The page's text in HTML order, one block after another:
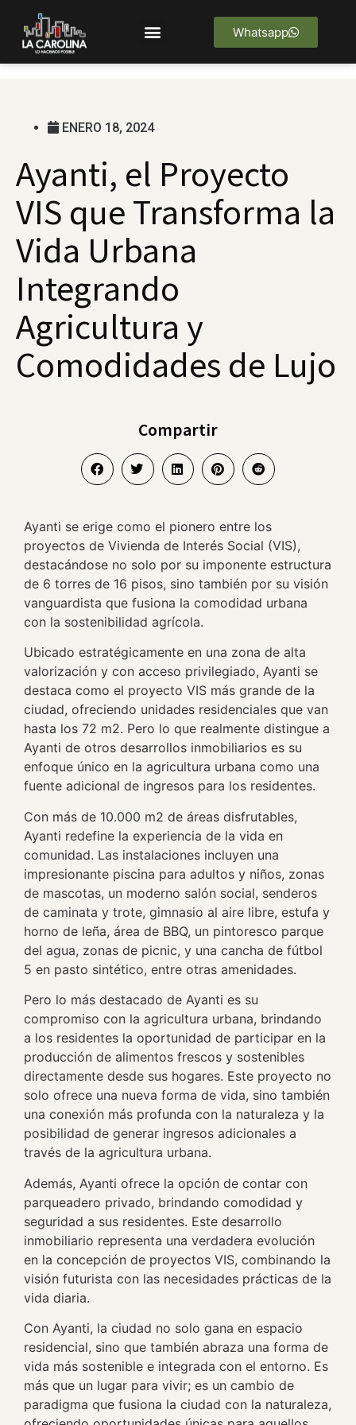
Whatsapp
ENERO 18, 2024
Ayanti, el Proyecto
VIS que Transforma la
Vida Urbana
Integrando
Agricultura y
Comodidades de Lujo
Compartir
Ayanti se erige como el pionero entre los
proyectos de Vivienda de Interés Social (VIS),
destacándose no solo por su imponente estructura
de 6 torres de 16 pisos, sino también por su visión
vanguardista que fusiona la comodidad urbana
con la sostenibilidad agrícola.
Ubicado estratégicamente en una zona de alta
valorización y con acceso privilegiado, Ayanti se
destaca como el proyecto VIS más grande de la
ciudad, ofreciendo unidades residenciales que van
hasta los 72 m2. Pero lo que realmente distingue a
Ayanti de otros desarrollos inmobiliarios es su
enfoque único en la agricultura urbana como una
fuente adicional de ingresos para los residentes.
Con más de 10.000 m2 de áreas disfrutables,
Ayanti redefine la experiencia de la vida en
comunidad. Las instalaciones incluyen una
impresionante piscina para adultos y niños, zonas
de mascotas, un moderno salón social, senderos
de caminata y trote, gimnasio al aire libre, estufa y
horno de leña, área de BBQ, un pintoresco parque
del agua, zonas de picnic, y una cancha de fútbol
5 en pasto sintético, entre otras amenidades.
Pero lo más destacado de Ayanti es su
compromiso con la agricultura urbana, brindando
a los residentes la oportunidad de participar en la
producción de alimentos frescos y sostenibles
directamente desde sus hogares. Este proyecto no
solo ofrece una nueva forma de vida, sino también
una conexión más profunda con la naturaleza y la
posibilidad de generar ingresos adicionales a
través de la agricultura urbana.
Además, Ayanti ofrece la opción de contar con
parqueadero privado, brindando comodidad y
seguridad a sus residentes. Este desarrollo
inmobiliario representa una verdadera evolución
en la concepción de proyectos VIS, combinando la
visión futurista con las necesidades prácticas de la
vida diaria.
Con Ayanti, la ciudad no solo gana en espacio
residencial, sino que también abraza una forma de
vida más sostenible e integrada con el entorno. Es
más que un lugar para vivir; es un cambio de
paradigma que fusiona la ciudad con la naturaleza,